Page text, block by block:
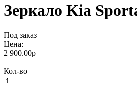
Зеркало Kia
Под заказ
Цена:
2 900.00р
Кол-во